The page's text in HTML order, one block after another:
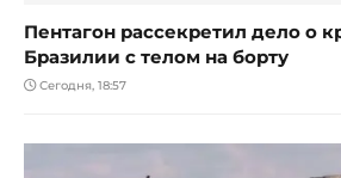
Пентагон рассекретил дело о
Бразилии с телом на борту
Сегодня, 18:57